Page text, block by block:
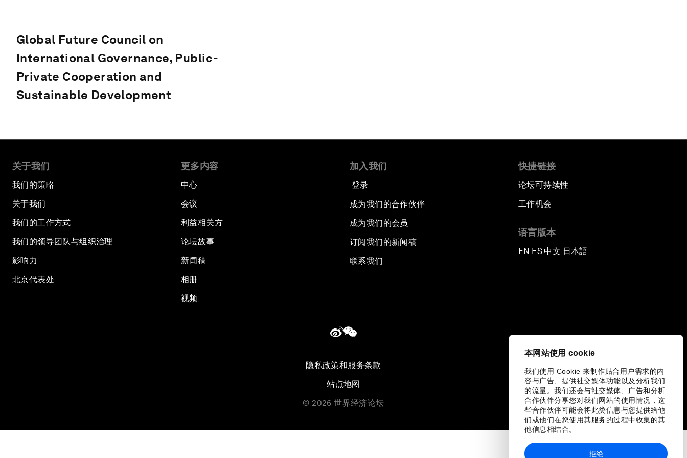
本网站使用 cookie
我们使用 Cookie 来制作贴合用户需求的内
容与广告、提供社交媒体功能以及分析我们
的流量。我们还会与社交媒体、广告和分析
合作伙伴分享您对我们网站的使用情况，这
些合作伙伴可能会将此类信息与您提供给他
们或他们在您使用其服务的过程中收集的其
他信息相结合。
拒绝
Global Future Council on
International Governance, Public-
Private Cooperation and
Sustainable Development
关于我们
我们的策略
关于我们
我们的工作方式
我们的领导团队与组织治理
影响力
北京代表处
更多内容
中心
会议
利益相关方
论坛故事
新闻稿
相册
视频
加入我们
登录
成为我们的合作伙伴
成为我们的会员
订阅我们的新闻稿
联系我们
快捷链接
论坛可持续性
工作机会
语言版本
EN ▪ES▪中文▪ 日本語
隐私政策和服务条款
站点地图
© 2026 世界经济论坛